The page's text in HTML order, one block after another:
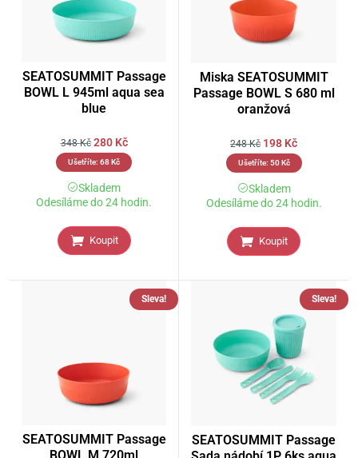
SEATOSUMMIT Passage
BOWL L 945ml aqua sea
blue
348Kč 280 Kč
Ušetříte: 68Kč
Skladem
Odesíláme do 24 hodin.
Koupit
Miska SEATOSUMMIT
Passage BOWL S 680 ml
oranžová
248Kč 198 Kč
Ušetříte: 50Kč
Skladem
Odesíláme do 24 hodin.
Koupit
Sleva!
SEATOSUMMIT Passage
BOWL M 720ml
Sleva!
SEATOSUMMIT Passage